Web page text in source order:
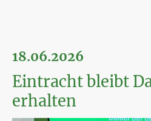
18.06.2026
Eintracht bleibt
erhalten